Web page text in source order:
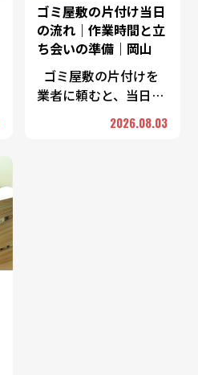
ゴミ屋敷の片付け当日
の流れ｜作業時間と立
ち会いの準備｜岡山
ゴミ屋敷の片付けを
業者に頼むと、当日は
「仕分け→搬出→簡易
清掃→最終確認」とい
2026.08.03